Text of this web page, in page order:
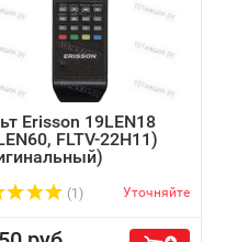
Erisson 19LEN18
FLTV-22H11)
(1) Уточняйте